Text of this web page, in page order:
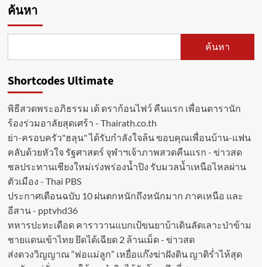
ค้นหา
ค้นหา
Shortcodes Ultimate
พิธีสวดพระอภิธรรม เต้ ดราก้อนไฟว์ คืนแรก เพื่อนดารานัก
ร้องร่วมอาลัยสุดเศร้า - Thairath.co.th
ย่า-ครอบครัว"ฮลุน" ได้รับกำลังใจล้น ขอบคุณเพื่อนบ้าน-แฟน
คลับด้วยหัวใจ รัฐศาสตร์ จุฬาฯเจ้าภาพสวดคืนแรก - ข่าวสด
ชลประทานเชียงใหม่เร่งพร่องน้ำปิง รับมวลน้ำเหนือไหลผ่าน
ตัวเมือง - Thai PBS
ประกาศเตือนฉบับ 10 ฝนตกหนักถึงหนักมาก ภาคเหนือ และ
อีสาน - pptvhd36
ทหารปะทะเดือด คาราวานแบกเป้ขนยาบ้าเดินลัดเลาะป่าข้าม
ชายแดนเข้าไทย ยึดได้เฉียด 2 ล้านเม็ด - ข่าวสด
ส่งดวงวิญญาณ “พ่อแม่ลูก” เหยื่อแก๊งฆ่าฝังดิน ญาติร่ำไห้สุด